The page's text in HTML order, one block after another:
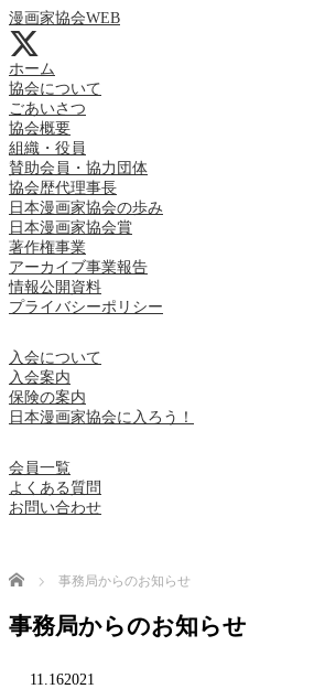
漫画家協会WEB
ホーム
協会について
ごあいさつ
協会概要
組織・役員
賛助会員・協力団体
協会歴代理事長
日本漫画家協会の歩み
日本漫画家協会賞
著作権事業
アーカイブ事業報告
情報公開資料
プライバシーポリシー
入会について
入会案内
保険の案内
日本漫画家協会に入ろう！
会員一覧
よくある質問
お問い合わせ
Home 事務局からのお知らせ
事務局からのお知らせ
11.162021